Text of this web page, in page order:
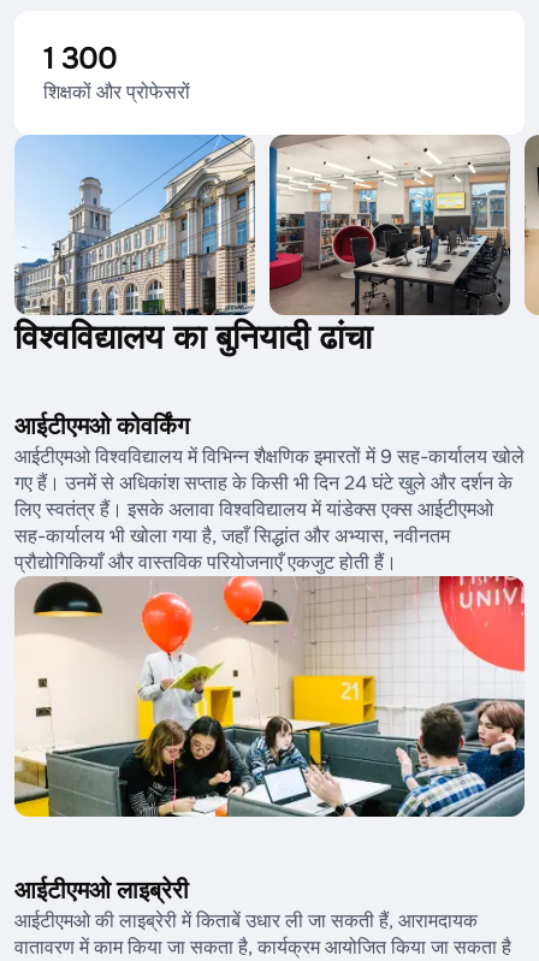
1 300
शिक्षकों और प्रोफेसरों
विश्वविद्यालय का बुनियादी ढांचा
आईटीएमओ कोवर्किंग
आईटीएमओ विश्वविद्यालय में विभिन्न शैक्षणिक इमारतों में 9 सह-कार्यालय खोले
गए हैं। उनमें से अधिकांश सप्ताह के किसी भी दिन 24 घंटे खुले और दर्शन के
लिए स्वतंत्र हैं। इसके अलावा विश्वविद्यालय में यांडेक्स एक्स आईटीएमओ
सह-कार्यालय भी खोला गया है, जहाँ सिद्धांत और अभ्यास, नवीनतम
प्रौद्योगिकियाँ और वास्तविक परियोजनाएँ एकजुट होती हैं।
आईटीएमओ लाइब्रेरी
आईटीएमओ की लाइब्रेरी में किताबें उधार ली जा सकती हैं, आरामदायक
वातावरण में काम किया जा सकता है, कार्यक्रम आयोजित किया जा सकता है